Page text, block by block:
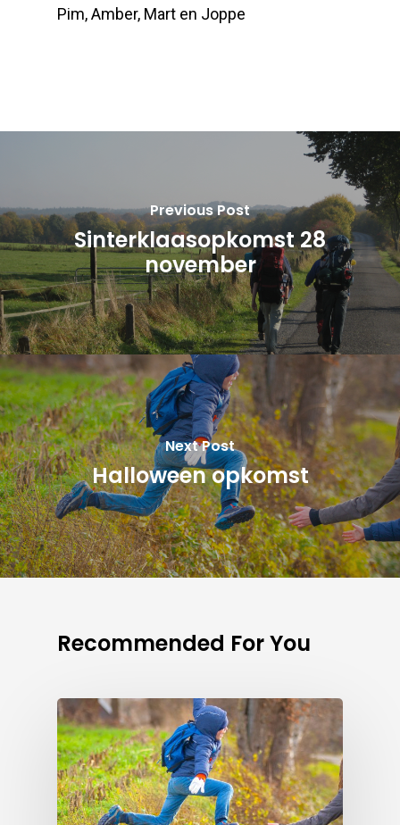
Pim, Amber, Mart en Joppe
Previous Post
Sinterklaasopkomst 28
november
Next Post
Halloween opkomst
Recommended For You